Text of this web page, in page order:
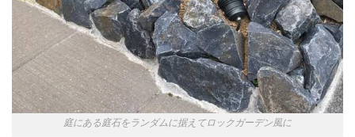
庭にある庭石をランダムに据えてロックガーデン風に